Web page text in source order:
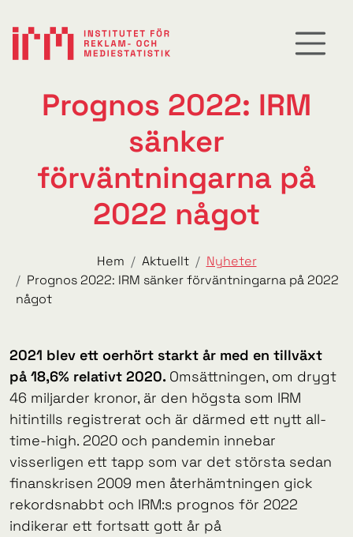
Prognos 2022: IRM
sänker
förväntningarna på
2022 något
Hem Aktuellt
Nyheter
Prognos 2022: IRM sänker förväntningarna på 2022
något
2021 blev ett oerhört starkt år med en tillväxt
på 18,6% relativt 2020. Omsättningen, om drygt
46 miljarder kronor, är den högsta som IRM
hitintills registrerat och är därmed ett nytt all-
time-high. 2020 och pandemin innebar
visserligen ett tapp som var det största sedan
finanskrisen 2009 men återhämtningen gick
rekordsnabbt och IRM:s prognos för 2022
indikerar ett fortsatt gott år på